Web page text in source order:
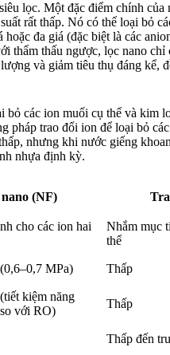
lọc. Một đặc điểm chính của
rất thấp. Nó có thể loại bỏ
đa giá (đặc biệt là các
thẩm thấu ngược, lọc nano chỉ
và giảm tiêu thụ đáng kể,
bỏ các ion muối cụ thể và kim
pháp trao đổi ion để loại bỏ
nhưng khi nước giếng
nhựa định kỳ.
(NF)
cho các ion hai
Nhắm mục
thể
MPa) Thấp
kiệm năng
với RO)
Thấp
Thấp đến